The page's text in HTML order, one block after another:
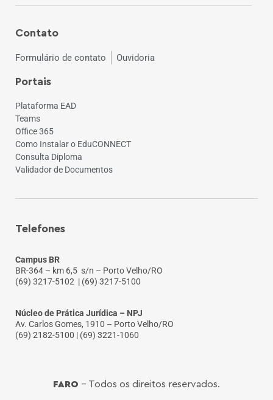
Contato
Formulário de contato Ouvidoria
Portais
Plataforma EAD
Teams
Office 365
Como Instalar o EduCONNECT
Consulta Diploma
Validador de Documentos
Telefones
Campus BR
BR-364 – km 6,5 s/n – Porto Velho/RO
(69) 3217-5102 | (69) 3217-5100
Núcleo de Prática Jurídica – NPJ
Av. Carlos Gomes, 1910 – Porto Velho/RO
(69) 2182-5100 | (69) 3221-1060
FARO - Todos os direitos reservados.